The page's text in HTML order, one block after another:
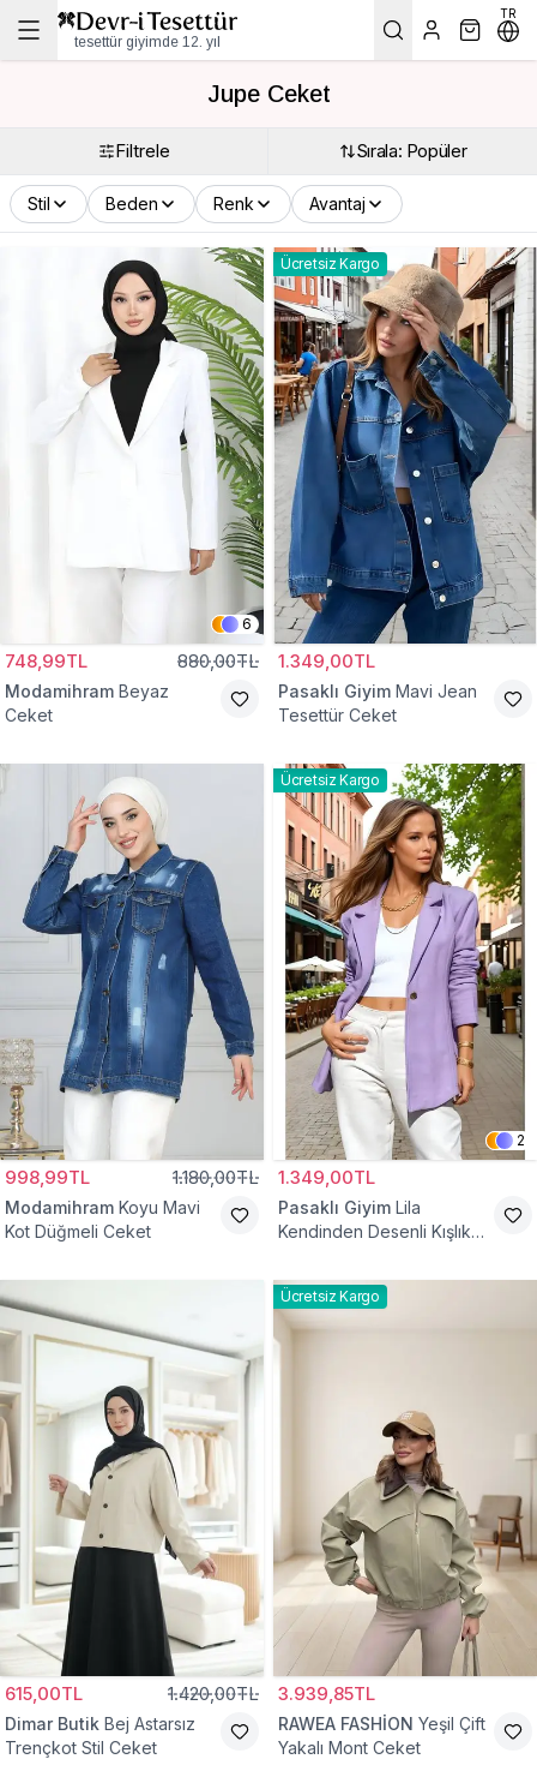
tesettür giyimde 12. yıl
TR
Jupe Ceket
Filtrele Sırala: Popüler
Stil Beden Renk Avantaj
6
748,99TL 880,00TL
Modamihram Beyaz
Ceket
Ücretsiz Kargo
1.349,00TL
Pasaklı Giyim Mavi Jean
Tesettür Ceket
998,99TL 1.180,00TL
Modamihram Koyu Mavi
Kot Düğmeli Ceket
Ücretsiz Kargo
2
1.349,00TL
Pasaklı Giyim Lila
Kendinden Desenli Kışlık
Tesettür Ceket
615,00TL 1.420,00TL
Dimar Butik Bej Astarsız
Trençkot Stil Ceket
Ücretsiz Kargo
3.939,85TL
RAWEA FASHİON Yeşil Çift
Yakalı Mont Ceket